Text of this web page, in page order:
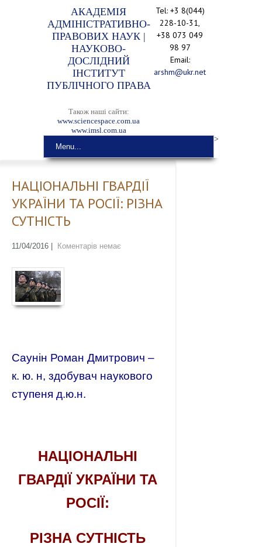
АКАДЕМІЯ
АДМІНІСТРАТИВНО-
ПРАВОВИХ НАУК |
НАУКОВО-
ДОСЛІДНИЙ
ІНСТИТУТ
ПУБЛІЧНОГО ПРАВА
Також наші сайти:
www.sciencespace.com.ua
www.imsl.com.ua
Tel: +3 8(044)
228-10-31,
+38 073 049
98 97
Email:
arshm@ukr.net
Menu...
>
НАЦІОНАЛЬНІ ГВАРДІЇ
УКРАЇНИ ТА РОСІЇ: РІЗНА
СУТНІСТЬ
11/04/2016 Коментарів немає
Саунін Роман Дмитрович –
к. ю. н, здобувач наукового
ступеня д.ю.н.
НАЦІОНАЛЬНІ
ГВАРДІЇ УКРАЇНИ ТА
РОСІЇ:
РІЗНА СУТНІСТЬ